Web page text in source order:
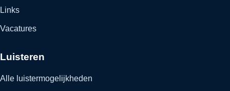
Links
Vacatures
Luisteren
Alle luistermogelijkheden